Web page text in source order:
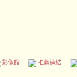
影像館 推薦連結